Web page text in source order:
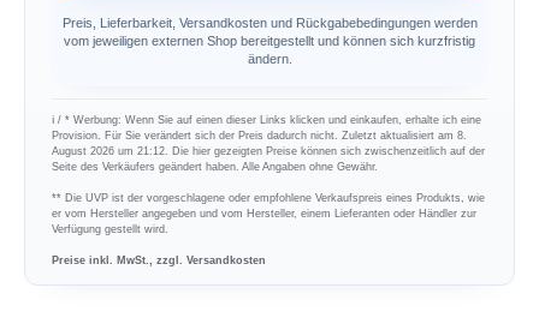
Preis, Lieferbarkeit, Versandkosten und Rückgabebedingungen werden
vom jeweiligen externen Shop bereitgestellt und können sich kurzfristig
ändern.
ℹ︎ / * Werbung: Wenn Sie auf einen dieser Links klicken und einkaufen, erhalte ich eine
Provision. Für Sie verändert sich der Preis dadurch nicht. Zuletzt aktualisiert am 8.
August 2026 um 21:12. Die hier gezeigten Preise können sich zwischenzeitlich auf der
Seite des Verkäufers geändert haben. Alle Angaben ohne Gewähr.
** Die UVP ist der vorgeschlagene oder empfohlene Verkaufspreis eines Produkts, wie
er vom Hersteller angegeben und vom Hersteller, einem Lieferanten oder Händler zur
Verfügung gestellt wird.
Preise inkl. MwSt., zzgl. Versandkosten